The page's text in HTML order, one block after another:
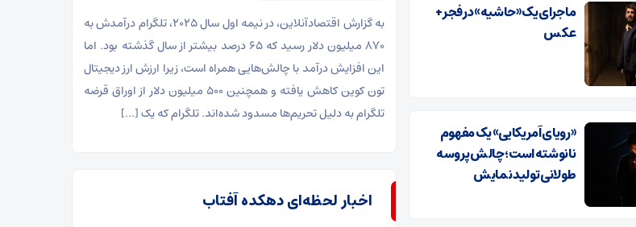
ماجرای یک «حاشیه» در فجر +
عکس
«رویای آمریکایی» یک مفهوم
نانوشته است؛ چالش‌ پروسه
طولانی تولید نمایش
به گزارش اقتصادآنلاین، در نیمه اول سال ۲۰۲۵، تلگرام درآمدش به
۸۷۰ میلیون دلار رسید که ۶۵ درصد بیشتر از سال گذشته بود. اما
این افزایش درآمد با چالش‌هایی همراه است، زیرا ارزش ارز دیجیتال
تون ‌کوین کاهش یافته و همچنین ۵۰۰ میلیون دلار از اوراق قرضه
تلگرام به دلیل تحریم‌ها مسدود شده‌اند. تلگرام که یک […]
اخبار لحظه‌ای دهکده آفتاب